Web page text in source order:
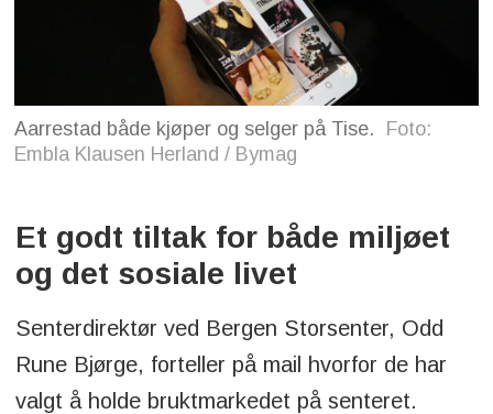
Aarrestad både kjøper og selger på Tise.
Foto:
Embla Klausen Herland / Bymag
Et godt tiltak for både miljøet
og det sosiale livet
Senterdirektør ved Bergen Storsenter, Odd
Rune Bjørge, forteller på mail hvorfor de har
valgt å holde bruktmarkedet på senteret.